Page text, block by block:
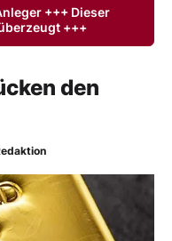
+++ Dieser
+++
den